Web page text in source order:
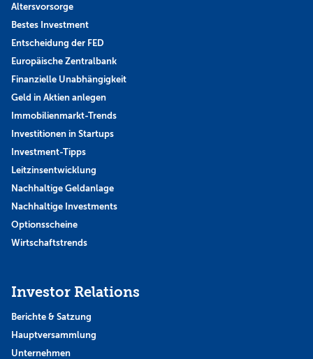
Altersvorsorge
Bestes Investment
Entscheidung der FED
Europäische Zentralbank
Finanzielle Unabhängigkeit
Geld in Aktien anlegen
Immobilienmarkt-Trends
Investitionen in Startups
Investment-Tipps
Leitzinsentwicklung
Nachhaltige Geldanlage
Nachhaltige Investments
Optionsscheine
Wirtschaftstrends
Investor Relations
Berichte & Satzung
Hauptversammlung
Unternehmen